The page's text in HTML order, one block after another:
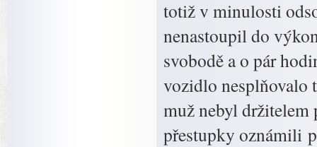
totiž v minulosti
nenastoupil do
svobodě a o pár
vozidlo nesplňovalo
muž nebyl
přestupky oznámili